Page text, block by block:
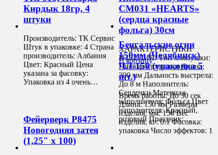
В корзину
Кирдык 18гр, 4
штуки
Производитель: ТК Сервис
Штук в упаковке: 4 Страна
производитель: Албания
Цвет: Красный Цена
указана за фасовку:
Упаковка из 4 очень…
CM031 «HEARTS»
(сердца красные
фольга) 30см
ХАРАКТЕРИСТИКИ
ИЗДЕЛИЯ: Тип хлопушки:
Пневмохлопушки Длина:
300 мм Дальность выстрела:
До 8 м Наполнитель:
Сердечки Материал
наполнителя: Фольга Цвет
наполнителя: Красный,
розовый Праздник:…
Фейерверк Р8475
Новогодняя затея
(1,25″ х 100)
Бенгальские огни
150мм (Челябинск)
ЧЛ-150 (упаковка 5
шт.)
Время работы: До 30 сек
Длина: 150 мм Размеры
изделия, мм: 150 Вес
изделия, кг: 0.1 Фасовка:
упаковка Число эффектов: 1